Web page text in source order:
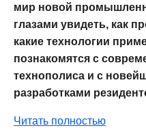
мир новой
глазами увидеть, как
какие технологии
познакомятся с
технополиса и с
разработками
Читать полностью